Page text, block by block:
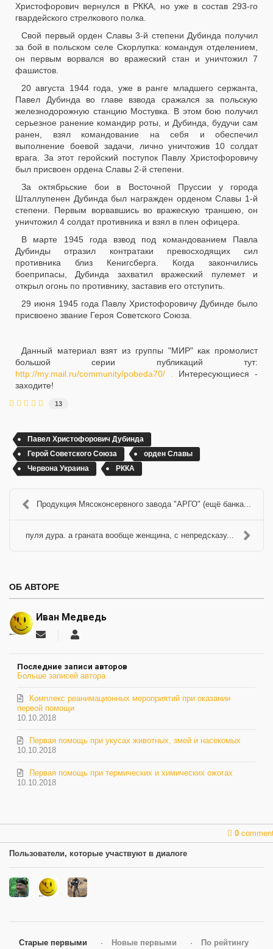
Христофорович вернулся в РККА, но уже в состав 293-го
гвардейского стрелкового полка.
Свой первый орден Славы 3-й степени Дубинда получил
за бой в польском селе Скорлупка: командуя отделением,
он первым ворвался во вражеский стан и уничтожил 7
фашистов.
20 августа 1944 года, уже в ранге младшего сержанта,
Павел Дубинда во главе взвода сражался за польскую
железнодорожную станцию Мостувка. В этом бою получил
серьезное ранение командир роты, и Дубинда, будучи сам
ранен, взял командование на себя и обеспечил
выполнение боевой задачи, лично уничтожив 10 солдат
врага. За этот геройский поступок Павлу Христофоровичу
был присвоен ордена Славы 2-й степени.
За октябрьские бои в Восточной Пруссии у города
Шталлупенен Дубинда был награжден орденом Славы 1-й
степени. Первым ворвавшись во вражескую траншею, он
уничтожил 4 солдат противника и взял в плен офицера.
В марте 1945 года взвод под командованием Павла
Дубинды отразил контратаки превосходящих сил
противника близ Кенигсберга. Когда закончились
боеприпасы, Дубинда захватил вражеский пулемет и
открыл огонь по противнику, заставив его отступить.
29 июня 1945 года Павлу Христофоровичу Дубинде было
присвоено звание Героя Советского Союза.
Данный материал взят из группы "МИР" как промолист
большой серии публикаций тут:
http://my.mail.ru/community/pobeda70/ . Интересующиеся -
заходите!
13
Павел Христофорович Дубинда
Герой Советского Союза
орден Славы
Червона Украина
РККА
Продукция Мясоконсервного завода "АРГО" (ещё банка...
пуля дура. а граната вообще женщина, с непредсказу...
ОБ АВТОРЕ
Иван Медведь
Подписаться
автора
Последние записи авторов
Больше записей автора
10.10.2018
Комплекс реанимационных мероприятий при оказании
первой помощи
10.10.2018
Первая помощь при укусах животных, змей и насекомых
10.10.2018
Первая помощь при термических и химических ожогах
0
Пользователи, которые участвуют в диалоге
Старые первыми Новые первыми По рейтингу